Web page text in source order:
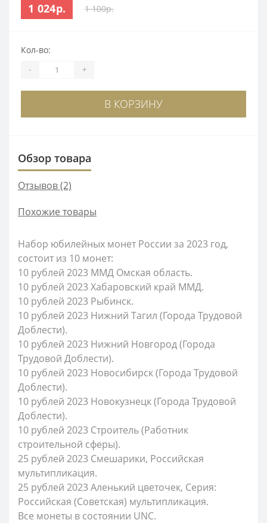
1 024р. 1 100р.
Кол-во:
- +
В КОРЗИНУ
Обзор товара
Отзывов (2)
Похожие товары
Набор юбилейных монет России за 2023 год,
состоит из 10 монет:
10 рублей 2023 ММД Омская область.
10 рублей 2023 Хабаровский край ММД.
10 рублей 2023 Рыбинск.
10 рублей 2023 Нижний Тагил (Города Трудовой
Доблести).
10 рублей 2023 Нижний Новгород (Города
Трудовой Доблести).
10 рублей 2023 Новосибирск (Города Трудовой
Доблести).
10 рублей 2023 Новокузнецк (Города Трудовой
Доблести).
10 рублей 2023 Строитель (Работник
строительной сферы).
25 рублей 2023 Смешарики, Российская
мультипликация.
25 рублей 2023 Аленький цветочек, Серия:
Российская (Cоветская) мультипликация.
Все монеты в состоянии UNC.